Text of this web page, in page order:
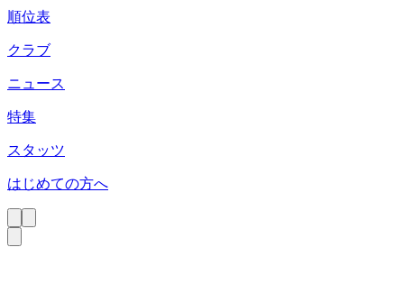
順位表
クラブ
ニュース
特集
スタッツ
はじめての方へ